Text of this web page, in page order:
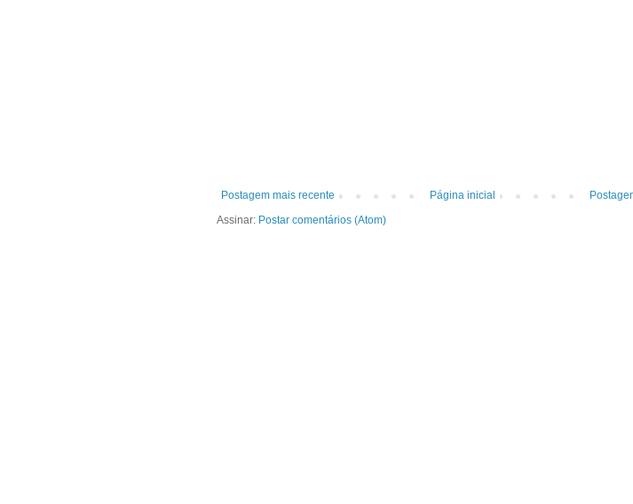
Postagem mais recente
Página inicial
Assinar: Postar comentários (Atom)